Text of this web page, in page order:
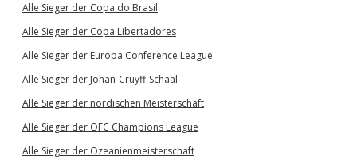
Alle Sieger der Copa do Brasil
Alle Sieger der Copa Libertadores
Alle Sieger der Europa Conference League
Alle Sieger der Johan-Cruyff-Schaal
Alle Sieger der nordischen Meisterschaft
Alle Sieger der OFC Champions League
Alle Sieger der Ozeanienmeisterschaft